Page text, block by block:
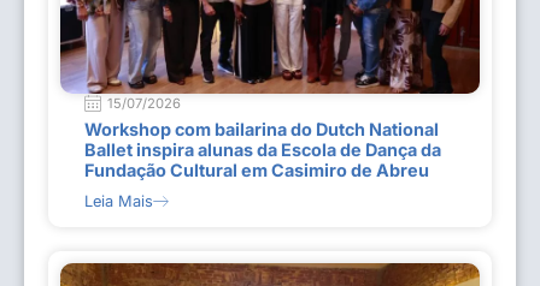
15/07/2026
Workshop com bailarina do Dutch National
Ballet inspira alunas da Escola de Dança da
Fundação Cultural em Casimiro de Abreu
Leia Mais